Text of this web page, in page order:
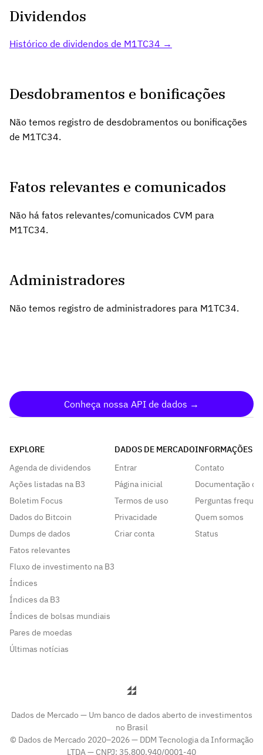
Dividendos
Histórico de dividendos de M1TC34 →
Desdobramentos e bonificações
Não temos registro de desdobramentos ou bonificações
de M1TC34.
Fatos relevantes e comunicados
Não há fatos relevantes/comunicados CVM para
M1TC34.
Administradores
Não temos registro de administradores para M1TC34.
Conheça nossa API de dados →
EXPLORE
Agenda de dividendos
Ações listadas na B3
Boletim Focus
Dados do Bitcoin
Dumps de dados
Fatos relevantes
Fluxo de investimento na B3
Índices
Índices da B3
Índices de bolsas mundiais
Pares de moedas
Últimas notícias
DADOS DE MERCADO
Entrar
Página inicial
Termos de uso
Privacidade
Criar conta
INFORMAÇÕES
Contato
Documentação da
Perguntas
Quem somos
Status
Dados de Mercado — Um banco de dados aberto de investimentos
no Brasil
© Dados de Mercado 2020–2026 — DDM Tecnologia da Informação
LTDA — CNPJ: 35.800.940/0001-40